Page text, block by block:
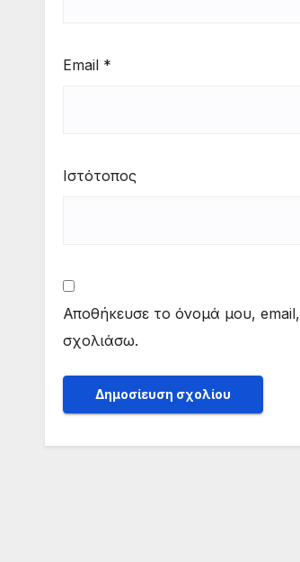
Email *
Ιστότοπος
Αποθήκευσε το όνομά μου,
σχολιάσω.